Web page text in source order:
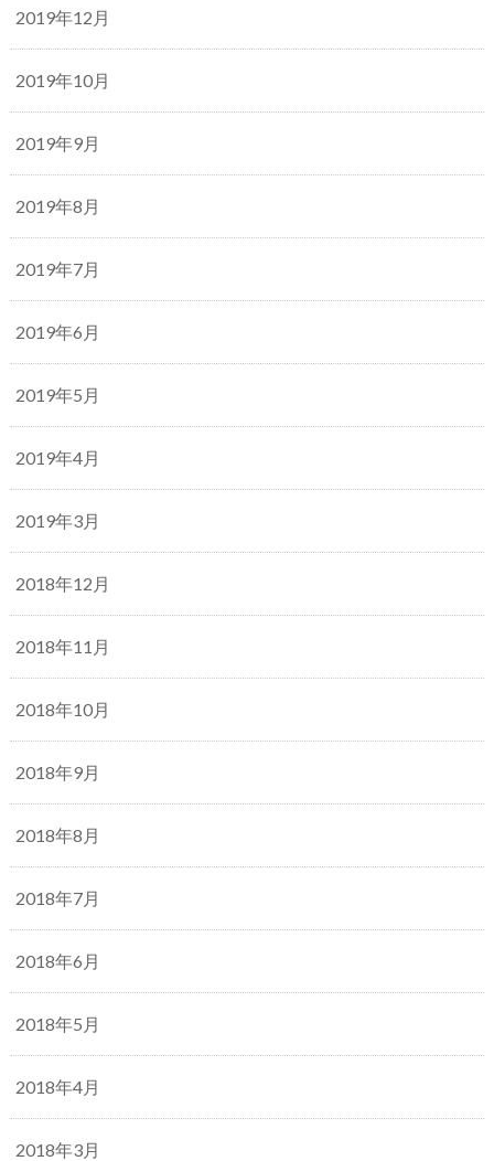
2019年12月
2019年10月
2019年9月
2019年8月
2019年7月
2019年6月
2019年5月
2019年4月
2019年3月
2018年12月
2018年11月
2018年10月
2018年9月
2018年8月
2018年7月
2018年6月
2018年5月
2018年4月
2018年3月